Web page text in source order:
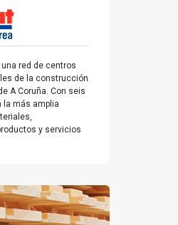
red de centros
de la construcción
A Coruña. Con seis
la más amplia
y servicios